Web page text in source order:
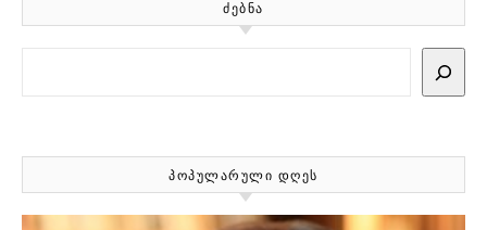
ᲫᲔᲑᲜᲐ
ᲞᲝᲞᲣᲚᲐᲠᲣᲚᲘ ᲓᲦᲔᲡ